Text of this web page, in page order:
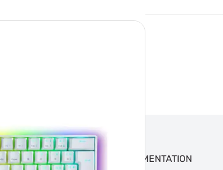
image
TECHNIQUES DOCUMENTATION